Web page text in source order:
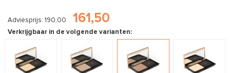
Adviesprijs: 190,00 161,50
Verkrijgbaar in de volgende varianten: